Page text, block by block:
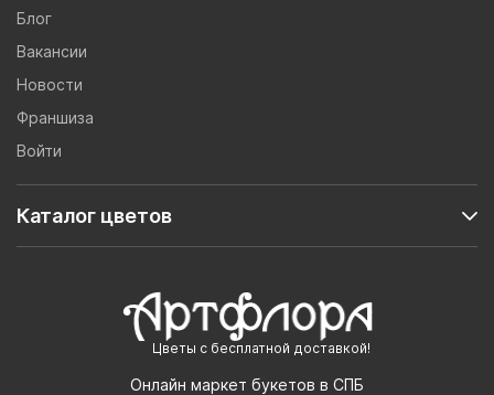
Цветы с бесплатной доставкой!
Онлайн маркет букетов в СПБ
Блог
Вакансии
Новости
Франшиза
Войти
Каталог цветов